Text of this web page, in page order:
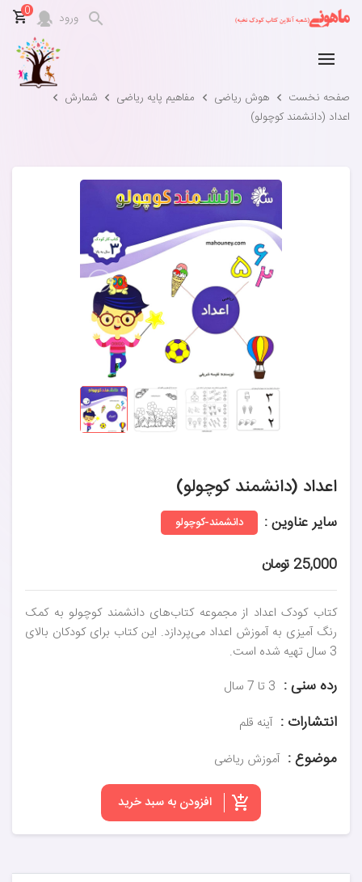
ورود 0
صفحه نخست هوش ریاضی مفاهیم پایه ریاضی
شمارش
اعداد (دانشمند کوچولو)
اعداد (دانشمند کوچولو)
سایر عناوین : دانشمند-کوچولو
25,000 تومان
کتاب کودک اعداد از مجموعه کتاب‌های دانشمند کوچولو به کمک
رنگ آمیزی به آموزش اعداد می‌پردازد. این کتاب برای کودکان بالای
3 سال تهیه شده است.
رده سنی : 3 تا 7 سال
انتشارات : آینه قلم
موضوع : آموزش ریاضی
افزودن به سبد خرید